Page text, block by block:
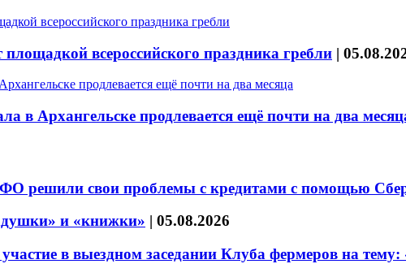
площадкой всероссийского праздника гребли |
в Архангельске продлевается ещё почти на два
решили свои проблемы с кредитами с помощью
и «книжки» | 05.08.2026
в выездном заседании Клуба фермеров на